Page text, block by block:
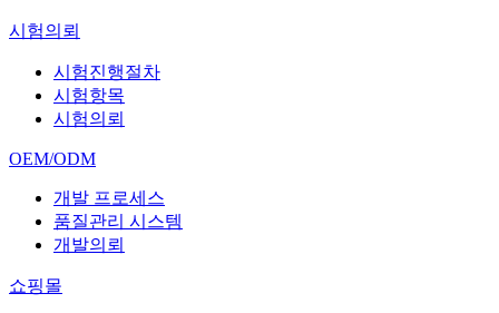
시험의뢰
시험진행절차
시험항목
시험의뢰
OEM/ODM
개발 프로세스
품질관리 시스템
개발의뢰
쇼핑몰